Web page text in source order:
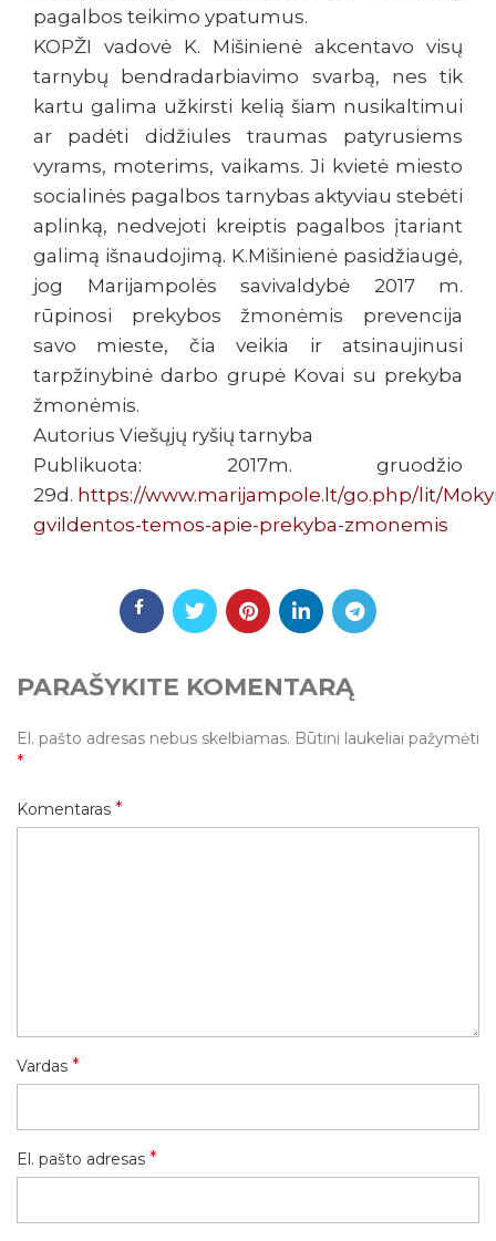
pagalbos teikimo ypatumus.
KOPŽI vadovė K. Mišinienė akcentavo visų
tarnybų bendradarbiavimo svarbą, nes tik
kartu galima užkirsti kelią šiam nusikaltimui
ar padėti didžiules traumas patyrusiems
vyrams, moterims, vaikams. Ji kvietė miesto
socialinės pagalbos tarnybas aktyviau stebėti
aplinką, nedvejoti kreiptis pagalbos įtariant
galimą išnaudojimą. K.Mišinienė pasidžiaugė,
jog Marijampolės savivaldybė 2017 m.
rūpinosi prekybos žmonėmis prevencija
savo mieste, čia veikia ir atsinaujinusi
tarpžinybinė darbo grupė Kovai su prekyba
žmonėmis.
Autorius Viešųjų ryšių tarnyba
Publikuota: 2017m. gruodžio
29d. https://www.marijampole.lt/go.php/lit/
gvildentos-temos-apie-prekyba-zmonemis
PARAŠYKITE KOMENTARĄ
El. pašto adresas nebus skelbiamas. Būtini laukeliai pažymėti
*
Komentaras *
Vardas *
El. pašto adresas *